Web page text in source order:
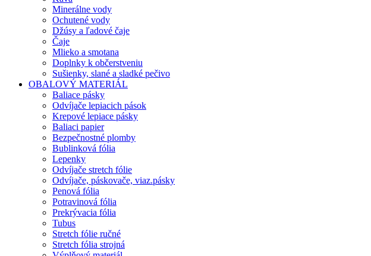
Minerálne vody
Ochutené vody
Džúsy a ľadové čaje
Čaje
Mlieko a smotana
Doplnky k občerstveniu
Sušienky, slané a sladké pečivo
OBALOVÝ MATERIÁL
Baliace pásky
Odvíjače lepiacich pások
Krepové lepiace pásky
Baliaci papier
Bezpečnostné plomby
Bublinková fólia
Lepenky
Odvíjače stretch fólie
Odvíjače, páskovače, viaz.pásky
Penová fólia
Potravinová fólia
Prekrývacia fólia
Tubus
Stretch fólie ručné
Stretch fólia strojná